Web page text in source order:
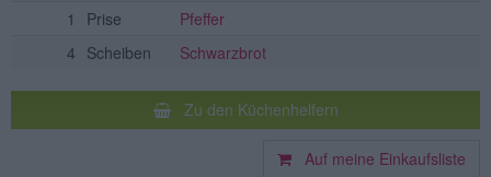
1
Prise
Pfeffer
4 Scheiben Schwarzbrot
Zu den Küchenhelfern
Auf meine Einkaufsliste